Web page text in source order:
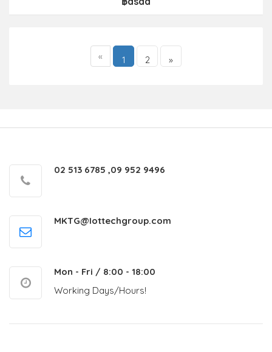
« 1 2 »
02 513 6785 ,09 952 9496
MKTG@Iottechgroup.com
Mon - Fri / 8:00 - 18:00
Working Days/Hours!